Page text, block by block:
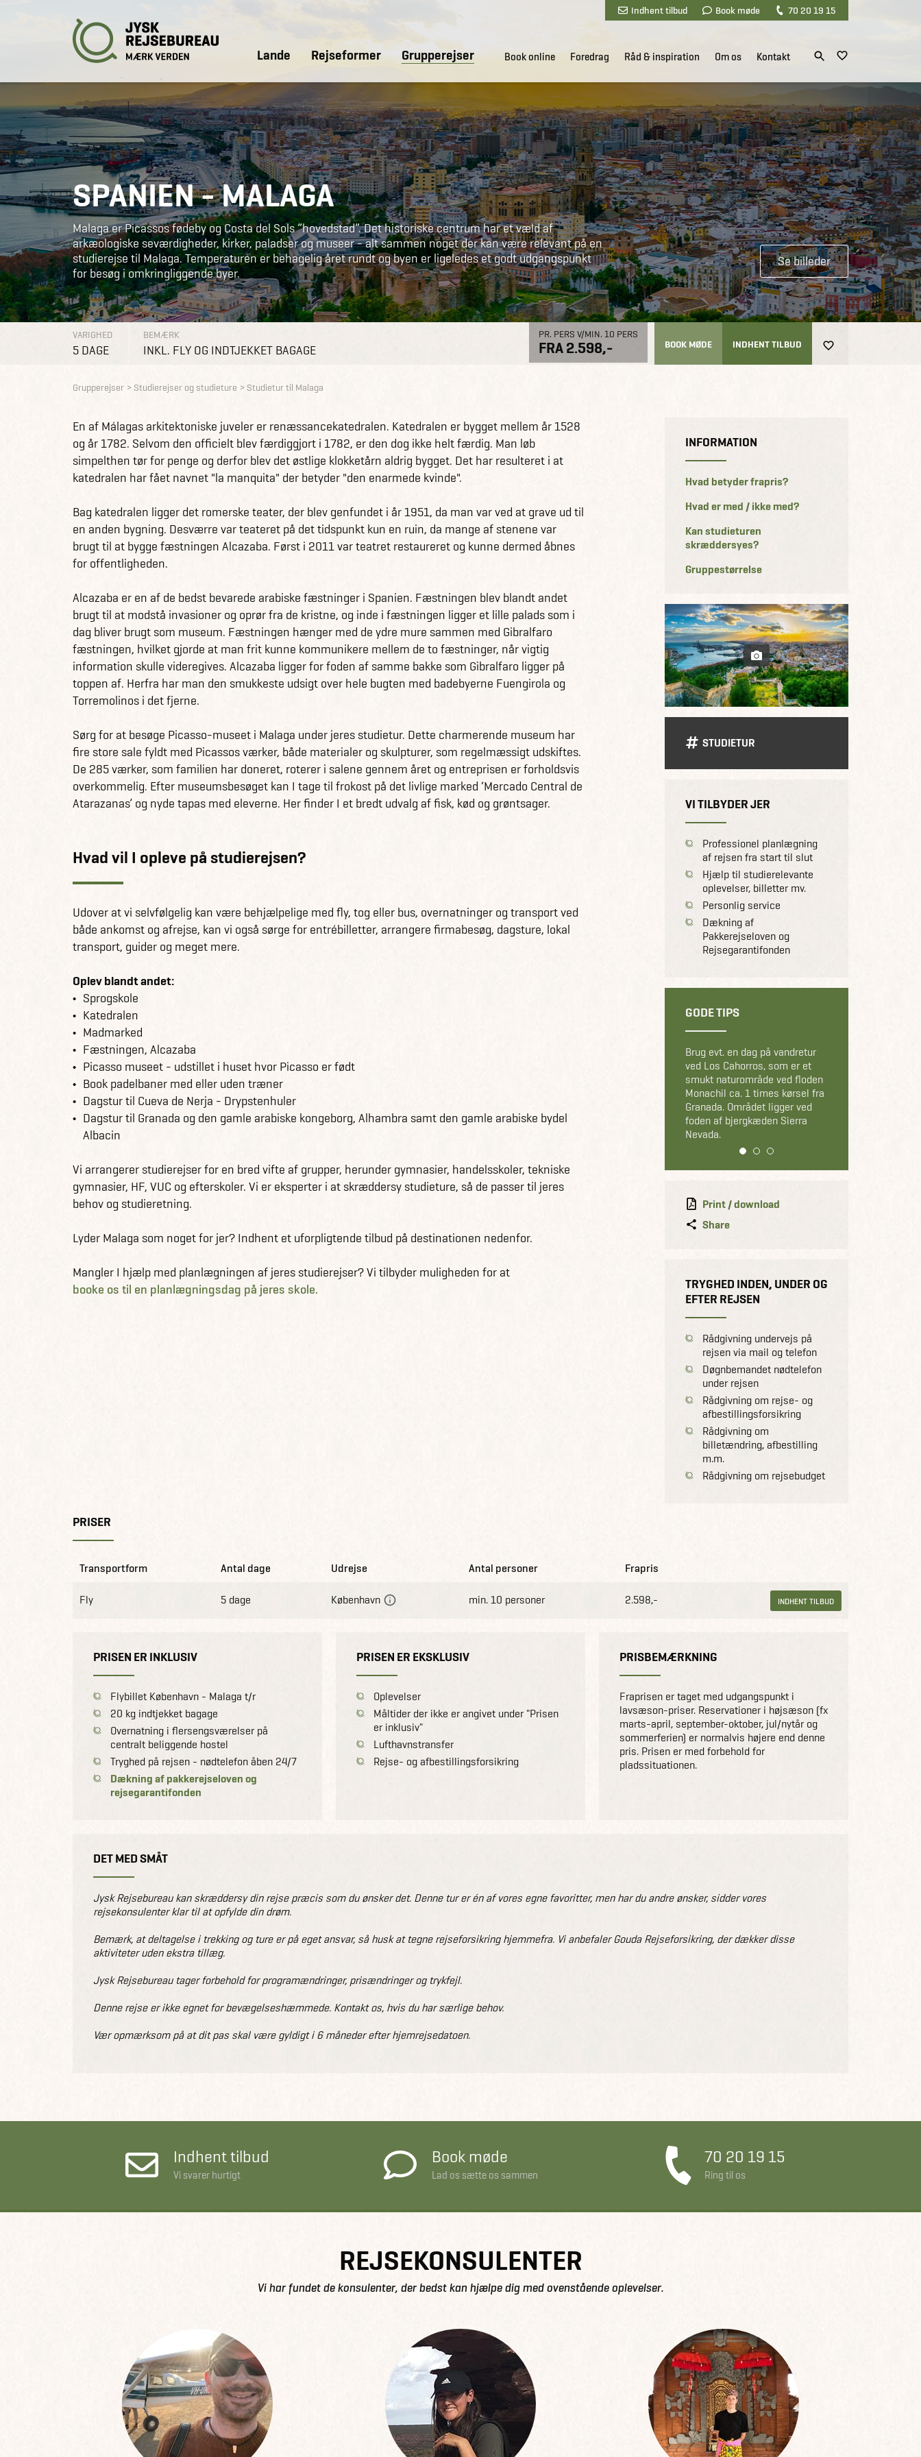
Indhent tilbud Book møde 70 20 19 15
Lande Rejseformer Grupperejser Book online Foredrag Råd & inspiration Om os Kontakt
SPANIEN - MALAGA
Malaga er Picassos fødeby og Costa del Sols ”hovedstad”. Det historiske centrum har et væld af
arkæologiske seværdigheder, kirker, paladser og museer - alt sammen noget der kan være relevant på en
studierejse til Malaga. Temperaturen er behagelig året rundt og byen er ligeledes et godt udgangspunkt
for besøg i omkringliggende byer.
Se billeder
VARIGHED
5 DAGE
BEMÆRK
INKL. FLY OG INDTJEKKET BAGAGE
PR. PERS V/MIN. 10 PERS
FRA 2.598,- BOOK MØDE INDHENT TILBUD
Grupperejser Studierejser og studieture Studietur til Malaga
En af Málagas arkitektoniske juveler er renæssancekatedralen. Katedralen er bygget mellem år 1528
og år 1782. Selvom den officielt blev færdiggjort i 1782, er den dog ikke helt færdig. Man løb
simpelthen tør for penge og derfor blev det østlige klokketårn aldrig bygget. Det har resulteret i at
katedralen har fået navnet "la manquita" der betyder "den enarmede kvinde".
Bag katedralen ligger det romerske teater, der blev genfundet i år 1951, da man var ved at grave ud til
en anden bygning. Desværre var teateret på det tidspunkt kun en ruin, da mange af stenene var
brugt til at bygge fæstningen Alcazaba. Først i 2011 var teatret restaureret og kunne dermed åbnes
for offentligheden.
Alcazaba er en af de bedst bevarede arabiske fæstninger i Spanien. Fæstningen blev blandt andet
brugt til at modstå invasioner og oprør fra de kristne, og inde i fæstningen ligger et lille palads som i
dag bliver brugt som museum. Fæstningen hænger med de ydre mure sammen med Gibralfaro
fæstningen, hvilket gjorde at man frit kunne kommunikere mellem de to fæstninger, når vigtig
information skulle videregives. Alcazaba ligger for foden af samme bakke som Gibralfaro ligger på
toppen af. Herfra har man den smukkeste udsigt over hele bugten med badebyerne Fuengirola og
Torremolinos i det fjerne.
Sørg for at besøge Picasso-museet i Malaga under jeres studietur. Dette charmerende museum har
fire store sale fyldt med Picassos værker, både materialer og skulpturer, som regelmæssigt udskiftes.
De 285 værker, som familien har doneret, roterer i salene gennem året og entreprisen er forholdsvis
overkommelig. Efter museumsbesøget kan I tage til frokost på det livlige marked ‘Mercado Central de
Atarazanas’ og nyde tapas med eleverne. Her finder I et bredt udvalg af fisk, kød og grøntsager.
Hvad vil I opleve på studierejsen?
Udover at vi selvfølgelig kan være behjælpelige med fly, tog eller bus, overnatninger og transport ved
både ankomst og afrejse, kan vi også sørge for entrébilletter, arrangere firmabesøg, dagsture, lokal
transport, guider og meget mere.
Oplev blandt andet:
Sprogskole
Katedralen
Madmarked
Fæstningen, Alcazaba
Picasso museet - udstillet i huset hvor Picasso er født
Book padelbaner med eller uden træner
Dagstur til Cueva de Nerja - Drypstenhuler
Dagstur til Granada og den gamle arabiske kongeborg, Alhambra samt den gamle arabiske bydel
Albacin
Vi arrangerer studierejser for en bred vifte af grupper, herunder gymnasier, handelsskoler, tekniske
gymnasier, HF, VUC og efterskoler. Vi er eksperter i at skræddersy studieture, så de passer til jeres
behov og studieretning.
Lyder Malaga som noget for jer? Indhent et uforpligtende tilbud på destinationen nedenfor.
Mangler I hjælp med planlægningen af jeres studierejser? Vi tilbyder muligheden for at
booke os til en planlægningsdag på jeres skole.
INFORMATION
Hvad betyder frapris?
Hvad er med / ikke med?
Kan studieturen
skræddersyes?
Gruppestørrelse
STUDIETUR
VI TILBYDER JER
Professionel planlægning
af rejsen fra start til slut
Hjælp til studierelevante
oplevelser, billetter mv.
Personlig service
Dækning af
Pakkerejseloven og
Rejsegarantifonden
GODE TIPS
Brug evt. en dag på vandretur
ved Los Cahorros, som er et
smukt naturområde ved floden
Monachil ca. 1 times kørsel fra
Granada. Området ligger ved
foden af bjergkæden Sierra
Nevada.
1 2 3
Print / download
Share
TRYGHED INDEN, UNDER OG
EFTER REJSEN
Rådgivning undervejs på
rejsen via mail og telefon
Døgnbemandet nødtelefon
under rejsen
Rådgivning om rejse- og
afbestillingsforsikring
Rådgivning om
billetændring, afbestilling
m.m.
Rådgivning om rejsebudget
PRISER
Transportform Antal dage Udrejse Antal personer Frapris
Fly 5 dage København min. 10 personer 2.598,- INDHENT TILBUD
PRISEN ER INKLUSIV
Flybillet København - Malaga t/r
20 kg indtjekket bagage
Overnatning i flersengsværelser på
centralt beliggende hostel
Tryghed på rejsen - nødtelefon åben 24/7
Dækning af pakkerejseloven og
rejsegarantifonden
PRISEN ER EKSKLUSIV
Oplevelser
Måltider der ikke er angivet under "Prisen
er inklusiv"
Lufthavnstransfer
Rejse- og afbestillingsforsikring
PRISBEMÆRKNING
Fraprisen er taget med udgangspunkt i
lavsæson-priser. Reservationer i højsæson (fx
marts-april, september-oktober, jul/nytår og
sommerferien) er normalvis højere end denne
pris. Prisen er med forbehold for
pladssituationen.
DET MED SMÅT
Jysk Rejsebureau kan skræddersy din rejse præcis som du ønsker det. Denne tur er én af vores egne favoritter, men har du andre ønsker, sidder vores
rejsekonsulenter klar til at opfylde din drøm.
Bemærk, at deltagelse i trekking og ture er på eget ansvar, så husk at tegne rejseforsikring hjemmefra. Vi anbefaler Gouda Rejseforsikring, der dækker disse
aktiviteter uden ekstra tillæg.
Jysk Rejsebureau tager forbehold for programændringer, prisændringer og trykfejl.
Denne rejse er ikke egnet for bevægelseshæmmede. Kontakt os, hvis du har særlige behov.
Vær opmærksom på at dit pas skal være gyldigt i 6 måneder efter hjemrejsedatoen.
Indhent tilbud
Vi svarer hurtigt
Book møde
Lad os sætte os sammen
70 20 19 15
Ring til os
REJSEKONSULENTER
Vi har fundet de konsulenter, der bedst kan hjælpe dig med ovenstående oplevelser.